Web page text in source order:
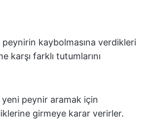
kaybolmasına verdikleri
karşı farklı tutumlarını
peynir aramak için
girmeye karar verirler.